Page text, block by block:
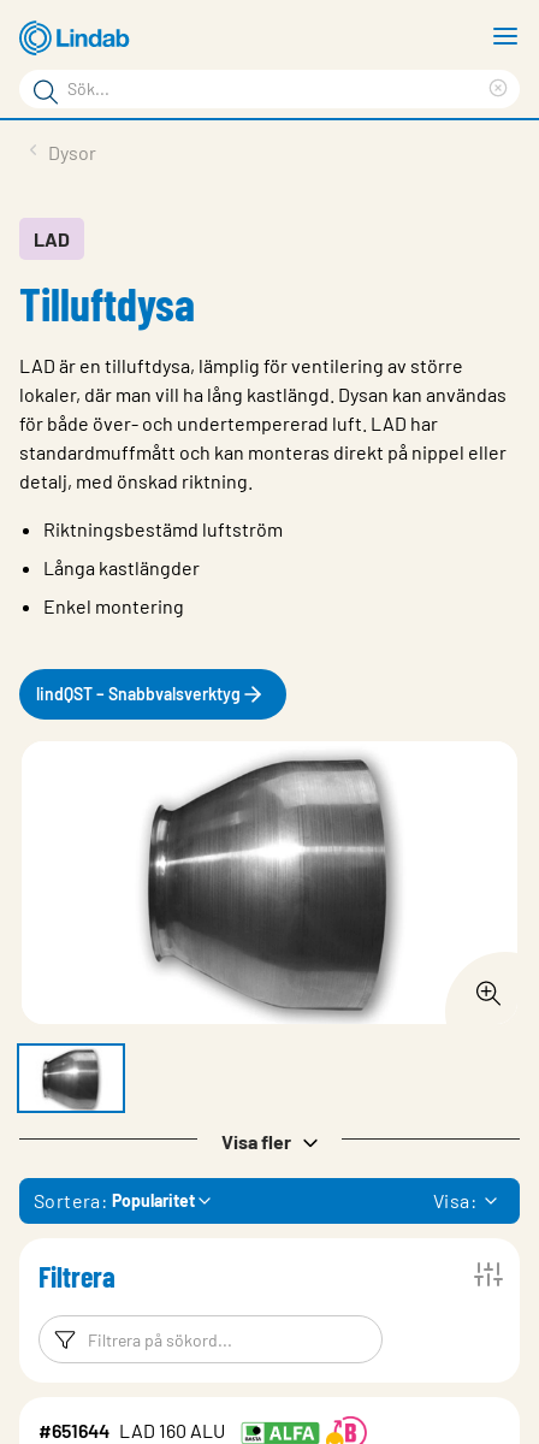
Hoppa
till
huvudinnehållet
Sökord
Sök
på
Service & Support
Hållbarhet
Kontakt
Choose languge
Sweden
Dysor
LAD
Tilluftdysa
LAD är en tilluftdysa, lämplig för ventilering av större
lokaler, där man vill ha lång kastlängd. Dysan kan användas
för både över- och undertempererad luft. LAD har
standardmuffmått och kan monteras direkt på nippel eller
detalj, med önskad riktning.
Riktningsbestämd luftström
Långa kastlängder
Enkel montering
lindQST – Snabbvalsverktyg
Visa fler
Sortera: Popularitet Visa:
Filtrera
Filtreringsord Filtrera
#651644 LAD 160 ALU